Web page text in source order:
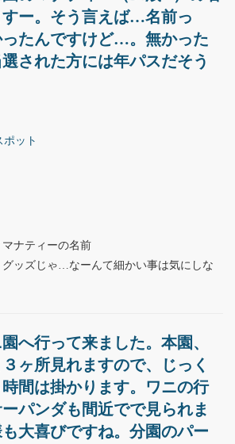
ー。そう言えば…名前っ
たんですけど…。無かった
された方には年パスだそう
ポット
ナティーの名前
グッズじゃ…なーんて細かい事は気にしな
へ行って来ました。本園、
ヶ所見れますので、じっく
間は掛かります。ワニの行
パンダも間近でで見られま
大喜びですね。分園のパー